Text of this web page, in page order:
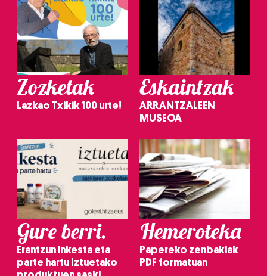
Zozketak
Lazkao Txikik 100 urte!
Eskaintzak
ARRANTZALEEN
MUSEOA
Gure berri.
Erantzun inkesta eta
parte hartu Iztuetako
Hemeroteka
Papereko zenbakiak
PDF formatuan